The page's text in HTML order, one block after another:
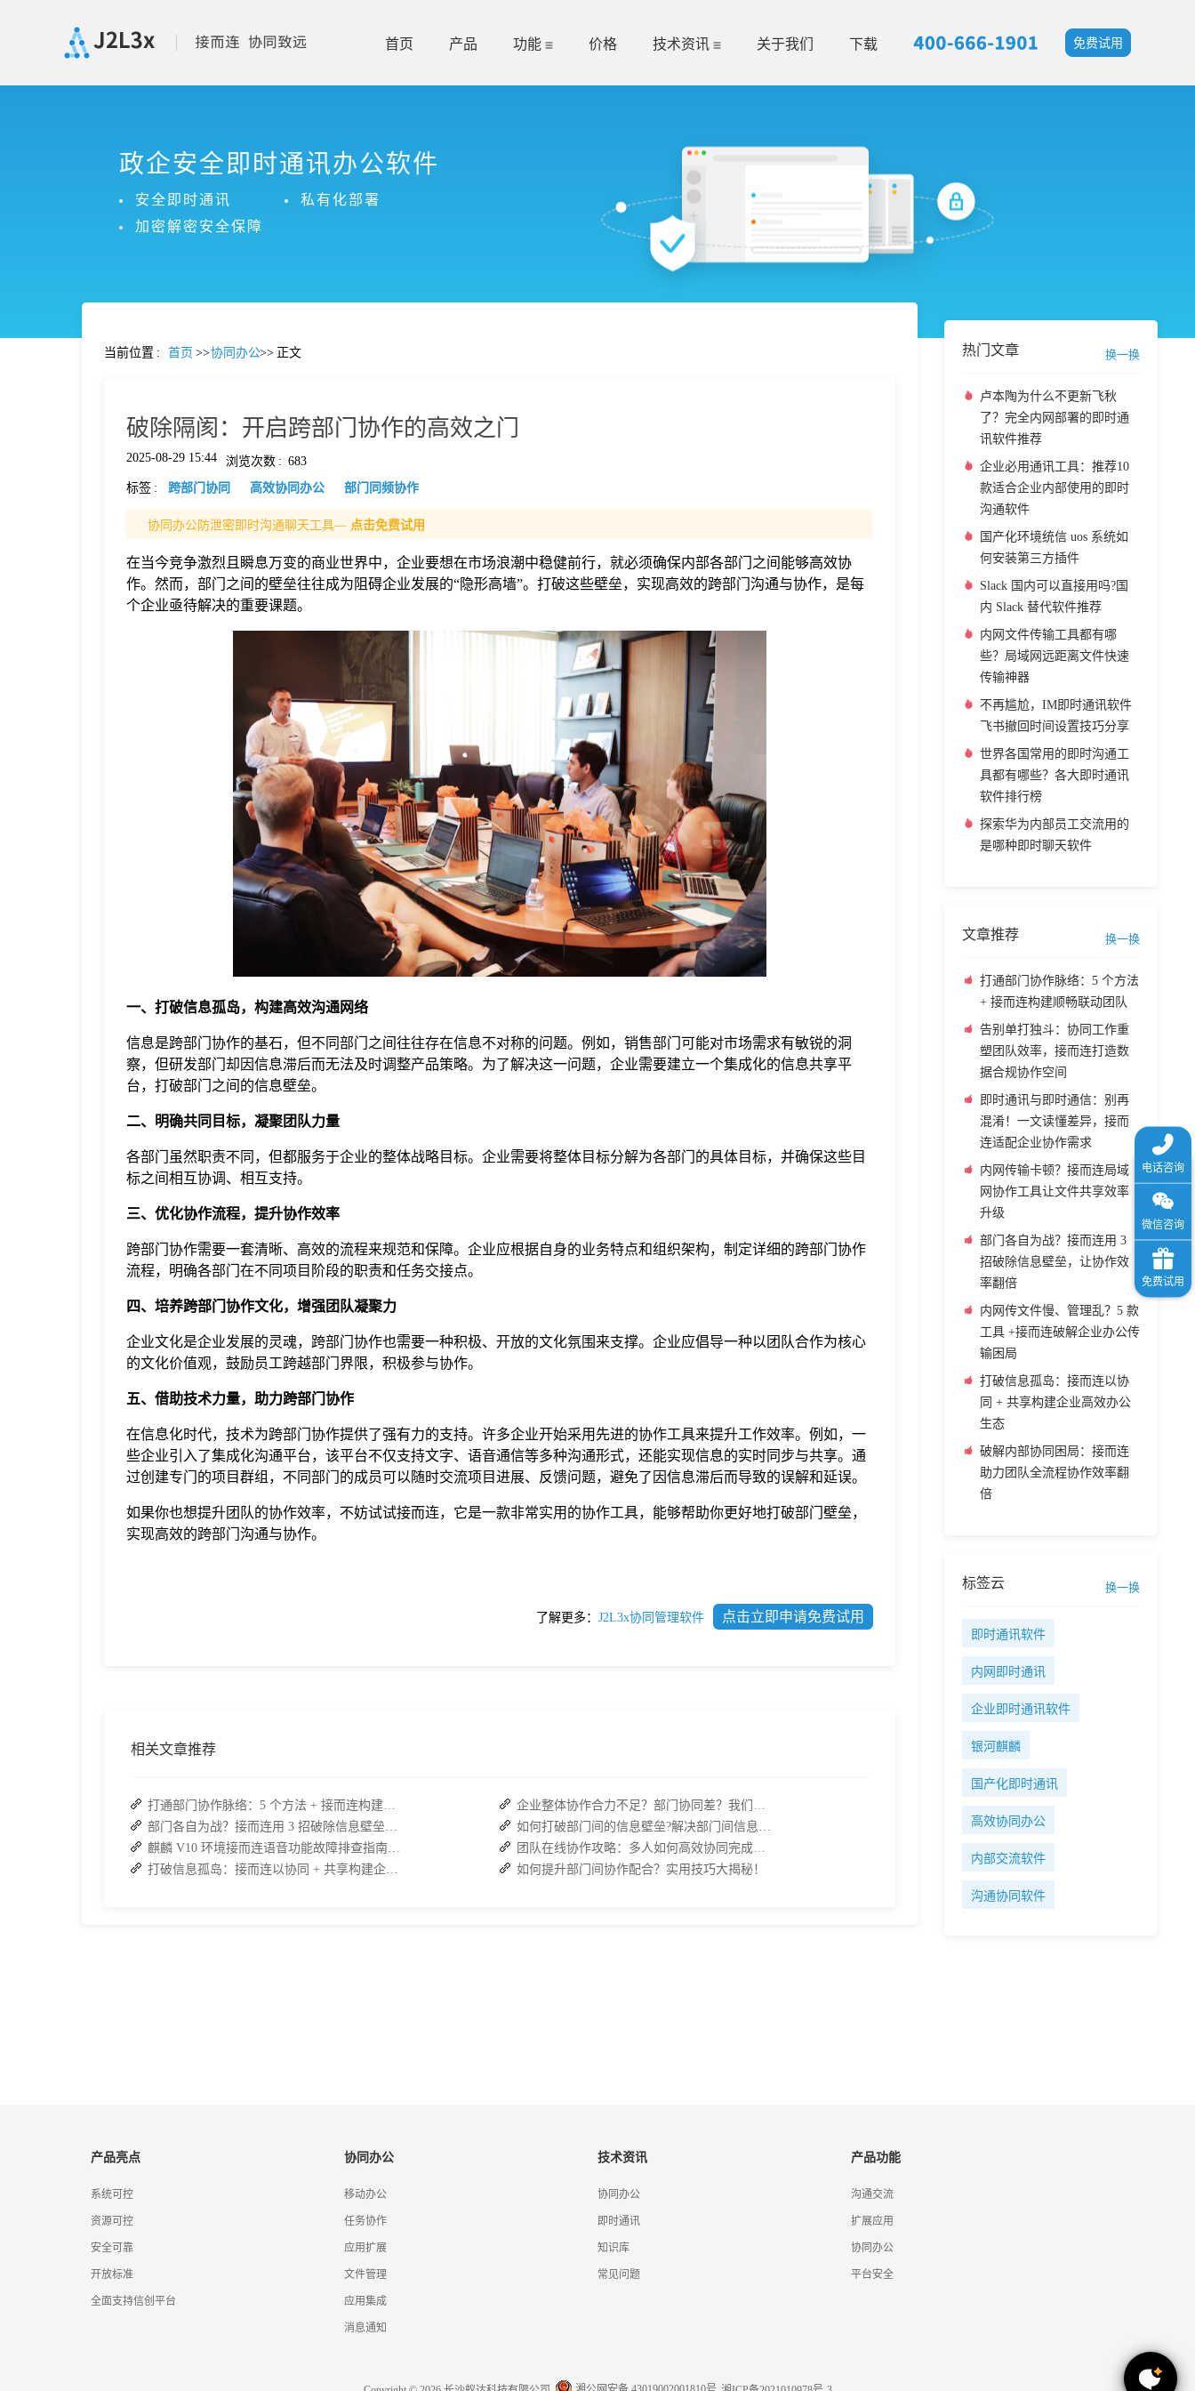
首页 产品 功能 价格 技术资讯 关于我们 下载 免费试用
政企安全即时通讯办公软件
安全即时通讯
私有化部署
加密解密安全保障
当前位置 : 首页 >>协同办公>> 正文
破除隔阂：开启跨部门协作的高效之门
2025-08-29 15:44 浏览次数 : 683
标签 : 跨部门协同 高效协同办公 部门同频协作
协同办公防泄密即时沟通聊天工具— 点击免费试用
在当今竞争激烈且瞬息万变的商业世界中，企业要想在市场浪潮中稳健前行，就必须确保内部各部门之间能够高效协
作。然而，部门之间的壁垒往往成为阻碍企业发展的“隐形高墙”。打破这些壁垒，实现高效的跨部门沟通与协作，是每
个企业亟待解决的重要课题。
一、打破信息孤岛，构建高效沟通网络
信息是跨部门协作的基石，但不同部门之间往往存在信息不对称的问题。例如，销售部门可能对市场需求有敏锐的洞
察，但研发部门却因信息滞后而无法及时调整产品策略。为了解决这一问题，企业需要建立一个集成化的信息共享平
台，打破部门之间的信息壁垒。
二、明确共同目标，凝聚团队力量
各部门虽然职责不同，但都服务于企业的整体战略目标。企业需要将整体目标分解为各部门的具体目标，并确保这些目
标之间相互协调、相互支持。
三、优化协作流程，提升协作效率
跨部门协作需要一套清晰、高效的流程来规范和保障。企业应根据自身的业务特点和组织架构，制定详细的跨部门协作
流程，明确各部门在不同项目阶段的职责和任务交接点。
四、培养跨部门协作文化，增强团队凝聚力
企业文化是企业发展的灵魂，跨部门协作也需要一种积极、开放的文化氛围来支撑。企业应倡导一种以团队合作为核心
的文化价值观，鼓励员工跨越部门界限，积极参与协作。
五、借助技术力量，助力跨部门协作
在信息化时代，技术为跨部门协作提供了强有力的支持。许多企业开始采用先进的协作工具来提升工作效率。例如，一
些企业引入了集成化沟通平台，该平台不仅支持文字、语音通信等多种沟通形式，还能实现信息的实时同步与共享。通
过创建专门的项目群组，不同部门的成员可以随时交流项目进展、反馈问题，避免了因信息滞后而导致的误解和延误。
如果你也想提升团队的协作效率，不妨试试接而连，它是一款非常实用的协作工具，能够帮助你更好地打破部门壁垒，
实现高效的跨部门沟通与协作。
了解更多： J2L3x协同管理软件 点击立即申请免费试用
相关文章推荐
如何提升部门间协作配合？实用技巧大揭秘！
热门文章 换一换
卢本陶为什么不更新飞秋
了？完全内网部署的即时通
讯软件推荐
企业必用通讯工具：推荐10
款适合企业内部使用的即时
沟通软件
国产化环境统信 uos 系统如
何安装第三方插件
Slack 国内可以直接用吗?国
内 Slack 替代软件推荐
内网文件传输工具都有哪
些？局域网远距离文件快速
传输神器
不再尴尬，IM即时通讯软件
飞书撤回时间设置技巧分享
世界各国常用的即时沟通工
具都有哪些？各大即时通讯
软件排行榜
探索华为内部员工交流用的
是哪种即时聊天软件
文章推荐 换一换
打通部门协作脉络：5 个方法
+ 接而连构建顺畅联动团队
告别单打独斗：协同工作重
塑团队效率，接而连打造数
据合规协作空间
即时通讯与即时通信：别再
混淆！一文读懂差异，接而
连适配企业协作需求
内网传输卡顿？接而连局域
网协作工具让文件共享效率
升级
部门各自为战？接而连用 3
招破除信息壁垒，让协作效
率翻倍
内网传文件慢、管理乱？5 款
工具 +接而连破解企业办公传
输困局
打破信息孤岛：接而连以协
同 + 共享构建企业高效办公
生态
破解内部协同困局：接而连
助力团队全流程协作效率翻
倍
标签云 换一换
即时通讯软件
内网即时通讯
企业即时通讯软件
银河麒麟
国产化即时通讯
高效协同办公
内部交流软件
沟通协同软件
产品亮点
系统可控
资源可控
安全可靠
开放标准
全面支持信创平台
协同办公
移动办公
任务协作
应用扩展
文件管理
应用集成
消息通知
技术资讯
协同办公
即时通讯
知识库
常见问题
产品功能
沟通交流
扩展应用
协同办公
平台安全